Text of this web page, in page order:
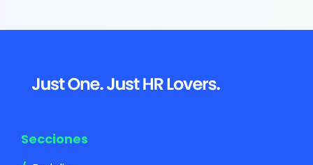
Footer
Secciones